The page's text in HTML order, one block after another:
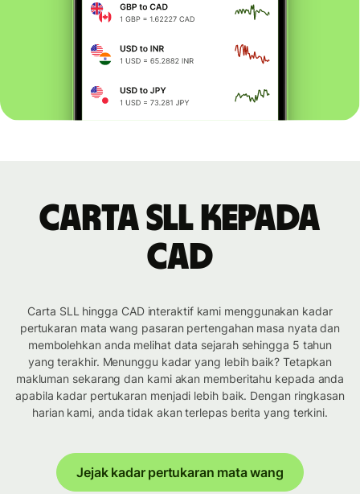
Carta SLL kepada
CAD
Carta SLL hingga CAD interaktif kami menggunakan kadar
pertukaran mata wang pasaran pertengahan masa nyata dan
membolehkan anda melihat data sejarah sehingga 5 tahun
yang terakhir. Menunggu kadar yang lebih baik? Tetapkan
makluman sekarang dan kami akan memberitahu kepada anda
apabila kadar pertukaran menjadi lebih baik. Dengan ringkasan
harian kami, anda tidak akan terlepas berita yang terkini.
Jejak kadar pertukaran mata wang